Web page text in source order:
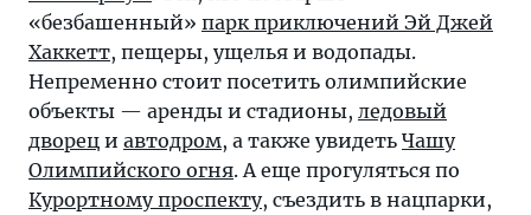
«безбашенный» парк приключений Эй Джей
Хаккетт, пещеры, ущелья и водопады.
Непременно стоит посетить олимпийские
объекты — аренды и стадионы, ледовый
дворец и автодром, а также увидеть Чашу
Олимпийского огня. А еще прогуляться по
Курортному проспекту, съездить в нацпарки,